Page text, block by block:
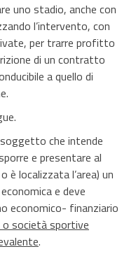
uno stadio, anche con
l’intervento, con
per trarre profitto
di un contratto
a quello di
che intende
e presentare al
è localizzata l’area) un
e deve
economico- finanziario
o società sportive
.